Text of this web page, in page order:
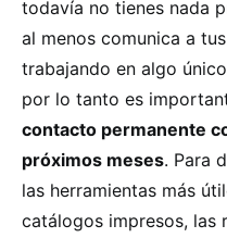
todavía no tienes nada
al menos comunica a
trabajando en algo
por lo tanto es
contacto permanente
próximos meses. Para
las herramientas más
catálogos impresos, las